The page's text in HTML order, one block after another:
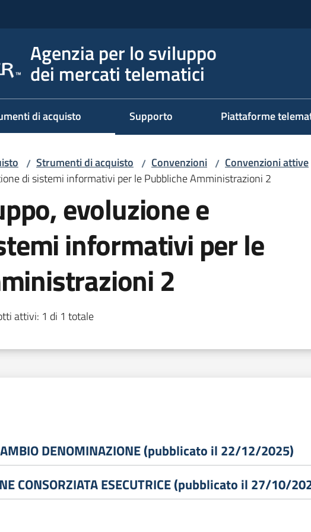
Agenzia per lo sviluppo
dei mercati telematici
di acquisto Supporto Piattaforme
/ Strumenti di acquisto / Convenzioni / Convenzioni attive
di sistemi informativi per le Pubbliche Amministrazioni 2
evoluzione e
informativi per le
2
attivi: 1 di 1 totale
DENOMINAZIONE (pubblicato il 22/12/2025)
CONSORZIATA ESECUTRICE (pubblicato il 27/10/